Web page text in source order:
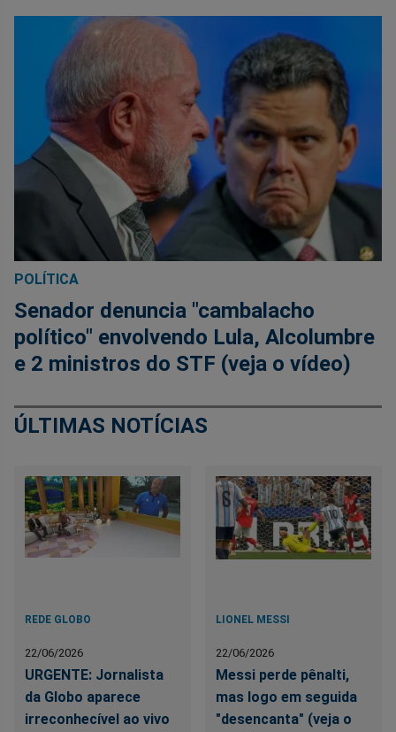
POLÍTICA
Senador denuncia "cambalacho
político" envolvendo Lula, Alcolumbre
e 2 ministros do STF (veja o vídeo)
ÚLTIMAS NOTÍCIAS
REDE GLOBO
22/06/2026
URGENTE: Jornalista
da Globo aparece
irreconhecível ao vivo
LIONEL MESSI
22/06/2026
Messi perde pênalti,
mas logo em seguida
"desencanta" (veja o